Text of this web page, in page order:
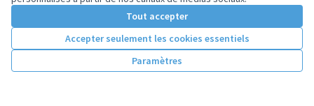
Tout accepter
Accepter seulement les cookies essentiels
Paramètres